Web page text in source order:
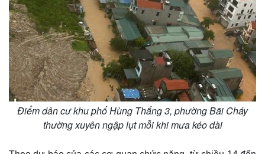
Pháp luật
Vụ án
Tư vấn luật
Quân sự - Quốc phòng
Vũ khí
Việt Nam
Phân tích
Điểm dân cư khu phố Hùng Thắng 3, phường Bãi Cháy
thường xuyên ngập lụt mỗi khi mưa kéo dài